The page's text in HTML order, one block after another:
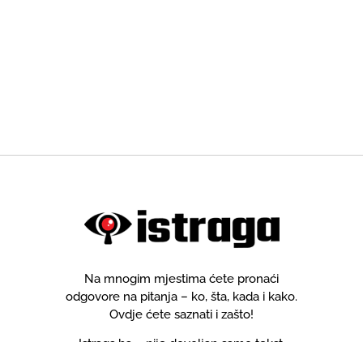
Na mnogim mjestima ćete pronaći
odgovore na pitanja – ko, šta, kada i kako.
Ovdje ćete saznati i zašto!